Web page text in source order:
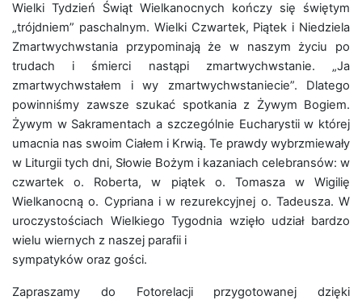
Wielki Tydzień Świąt Wielkanocnych kończy się świętym
„trójdniem” paschalnym. Wielki Czwartek, Piątek i Niedziela
Zmartwychwstania przypominają że w naszym życiu po
trudach i śmierci nastąpi zmartwychwstanie. „Ja
zmartwychwstałem i wy zmartwychwstaniecie”. Dlatego
powinniśmy zawsze szukać spotkania z Żywym Bogiem.
Żywym w Sakramentach a szczególnie Eucharystii w której
umacnia nas swoim Ciałem i Krwią. Te prawdy wybrzmiewały
w Liturgii tych dni, Słowie Bożym i kazaniach celebransów: w
czwartek o. Roberta, w piątek o. Tomasza w Wigilię
Wielkanocną o. Cypriana i w rezurekcyjnej o. Tadeusza. W
uroczystościach Wielkiego Tygodnia wzięło udział bardzo
wielu wiernych z naszej parafii i
sympatyków oraz gości.
Zapraszamy do Fotorelacji przygotowanej dzięki